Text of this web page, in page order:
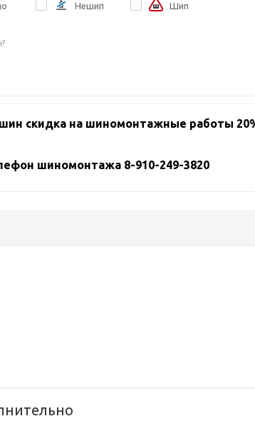
Нешип Шип
скидка на шиномонтажные работы
шиномонтажа 8-910-249-3820